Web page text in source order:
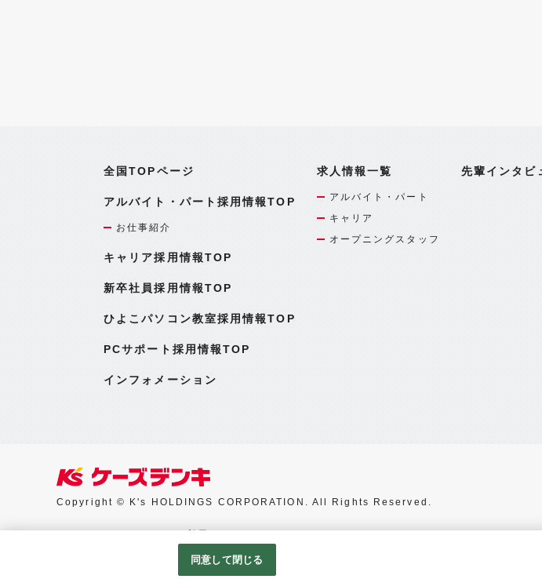
全国TOPページ
アルバイト・パート採用情報TOP
お仕事紹介
キャリア採用情報TOP
新卒社員採用情報TOP
ひよこパソコン教室採用情報TOP
PCサポート採用情報TOP
インフォメーション
求人情報一覧
アルバイト・パート
キャリア
オープニングスタッフ
先輩インタビ
Copyright © K's HOLDINGS CORPORATION. All Rights Reserved.
Googleアナリティクスの利用について
同意して閉じる